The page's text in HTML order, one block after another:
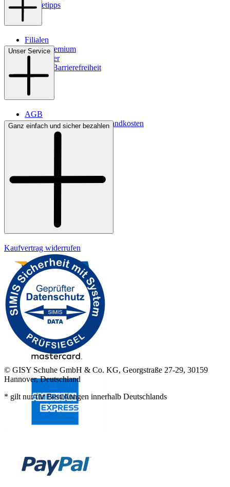
Pflegetipps
Filialen
WMS-Premium
Newsletter
Digitale Barrierefreiheit
Unser Service
AGB
Lieferbedingungen & Versandkosten
Bezahlung
Ganz einfach und sicher bezahlen
Kaufvertrag widerrufen
© GISY Schuhe GmbH & Co. KG, Georgstraße 27-29, 30159
Hannover, Deutschland
* gilt nur für Bestellungen innerhalb Deutschlands